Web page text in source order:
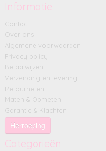
Informatie
Contact
Over ons
Algemene voorwaarden
Privacy policy
Betaalwijzen
Verzending en levering
Retourneren
Maten & Opmeten
Garantie & Klachten
Herroeping
Categorieën